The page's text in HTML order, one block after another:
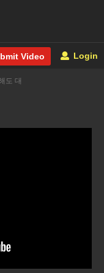
Video Login
도 대